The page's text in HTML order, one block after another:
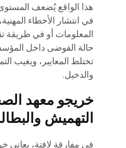
هذا الواقع يُضعف
في انتشار الأخطاء
المعلومات أو في طريقة
حالة الفوضى داخل
تختلط المعايير، ويغيب
والدخيل.
خريجو معهد
التهميش
في مفارقة لافتة، يعاني